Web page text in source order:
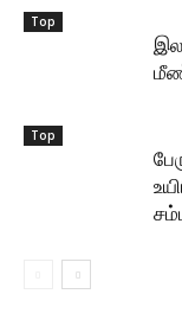
Top
Top